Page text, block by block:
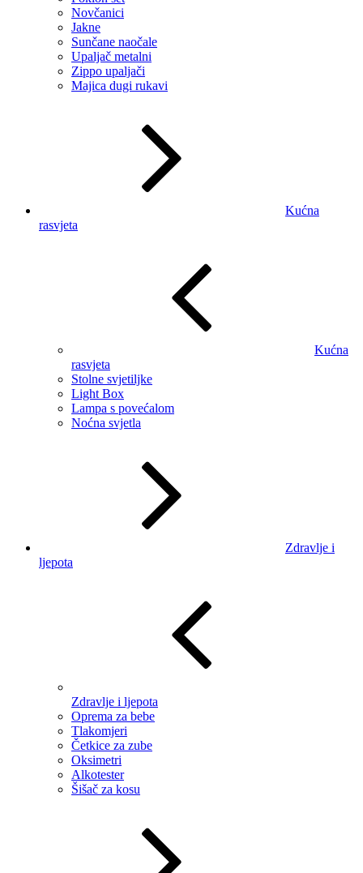
Novčanici
Jakne
Sunčane naočale
Upaljač metalni
Zippo upaljači
Majica dugi rukavi
Kućna
rasvjeta
Kućna
rasvjeta
Stolne svjetiljke
Light Box
Lampa s povećalom
Noćna svjetla
Zdravlje i
ljepota
Zdravlje i ljepota
Oprema za bebe
Tlakomjeri
Četkice za zube
Oksimetri
Alkotester
Šišač za kosu